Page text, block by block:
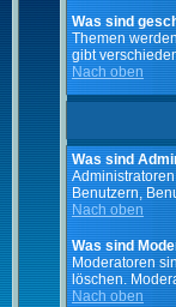
Was sind
Themen
gibt
Nach oben
Was sind
Benutzern,
Nach oben
Was sind
Moderatoren
löschen.
Nach oben